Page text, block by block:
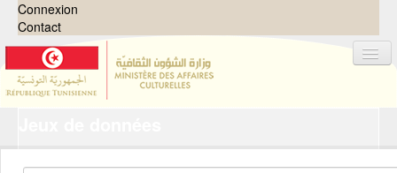
Connexion
Contact
Organisations